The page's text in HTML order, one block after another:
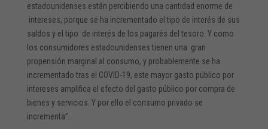
estadounidenses están percibiendo una cantidad enorme de
intereses, porque se ha incrementado el tipo de interés de sus
saldos y el tipo de interés de los pagarés del tesoro. Y como
los consumidores estadounidenses tienen una gran
propensión marginal al consumo, y probablemente se ha
incrementado tras el COVID-19, este mayor gasto público por
intereses amplifica el efecto del gasto público por compra de
bienes y servicios. Y por ello el consumo privado se
incrementa”.